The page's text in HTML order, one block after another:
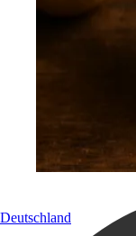
Deutschland